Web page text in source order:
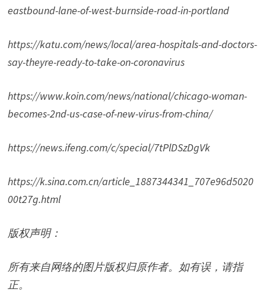
eastbound-lane-of-west-burnside-road-in-portland
https://katu.com/news/local/area-hospitals-and-doctors-
say-theyre-ready-to-take-on-coronavirus
https://www.koin.com/news/national/chicago-woman-
becomes-2nd-us-case-of-new-virus-from-china/
https://news.ifeng.com/c/special/7tPlDSzDgVk
https://k.sina.com.cn/article_1887344341_707e96d5020
00t27g.html
版权声明：
所有来自网络的图片版权归原作者。如有误，请指
正。